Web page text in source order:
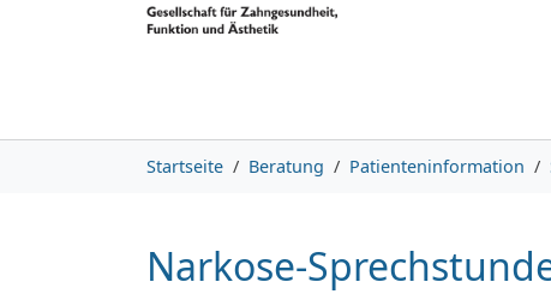
Skip to main content
Skip to page footer
Startseite Beratung Patienteninformation
Narkose-